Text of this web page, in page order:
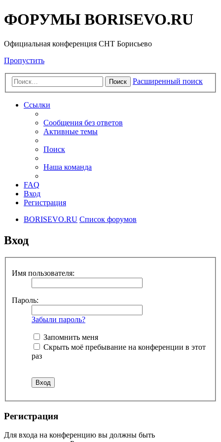
ФОРУМЫ BORISEVO.RU
Официальная конференция СНТ Борисьево
Пропустить
Поиск Расширенный поиск
Ссылки
Сообщения без ответов
Активные темы
Поиск
Наша команда
FAQ
Вход
Регистрация
BORISEVO.RU Список форумов
Вход
Имя пользователя:
Пароль:
Забыли пароль?
Запомнить меня
Скрыть моё пребывание на конференции в этот
раз
Регистрация
Для входа на конференцию вы должны быть